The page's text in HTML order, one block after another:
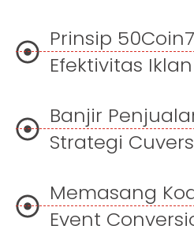
Prinsip
Efektivitas
Banjir
Strategi
Memasang
Event